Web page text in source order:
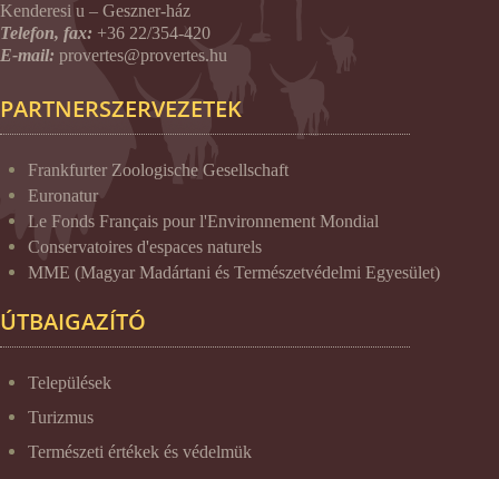
Kenderesi u – Geszner-ház
Telefon, fax: +36 22/354-420
E-mail: provertes@provertes.hu
PARTNERSZERVEZETEK
Frankfurter Zoologische Gesellschaft
Euronatur
Le Fonds Français pour l'Environnement Mondial
Conservatoires d'espaces naturels
MME (Magyar Madártani és Természetvédelmi Egyesület)
ÚTBAIGAZÍTÓ
Települések
Turizmus
Természeti értékek és védelmük